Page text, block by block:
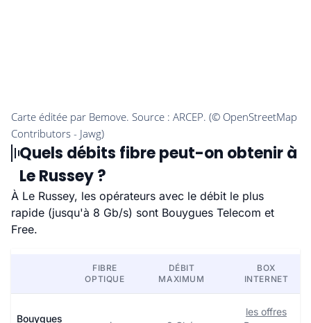
Quels débits fibre peut-on obtenir à
Le Russey ?
À Le Russey, les opérateurs avec le débit le plus
rapide (jusqu'à 8 Gb/s) sont Bouygues Telecom et
Free.
FIBRE
OPTIQUE
DÉBIT
MAXIMUM
BOX
INTERNET
Bouygues
les offres